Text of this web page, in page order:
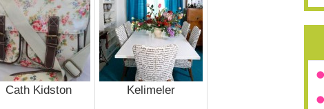
Cath Kidston Kelimeler